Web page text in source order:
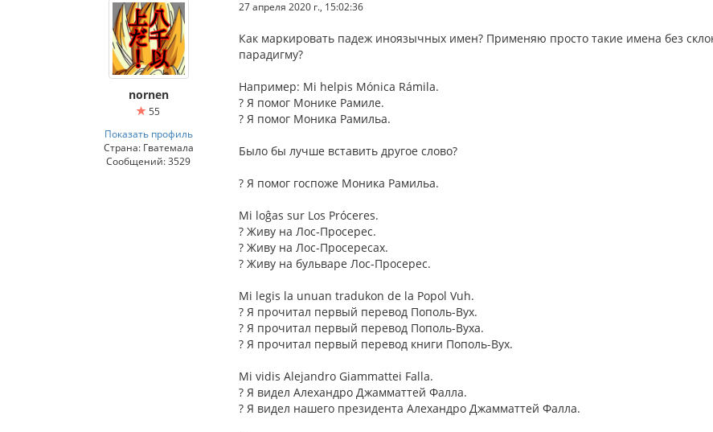
nornen
55
Показать профиль
Страна: Гватемала
Сообщений: 3529
27 апреля 2020 г., 15:02:36
Как маркировать падеж иноязычных имен? Применяю просто такие имена без
парадигму?
Например: Mi helpis Mónica Rámila.
? Я помог Монике Рамиле.
? Я помог Моника Рамильа.
Было бы лучше вставить другое слово?
? Я помог госпоже Моника Рамильа.
Mi loĝas sur Los Próceres.
? Живу на Лос-Просерес.
? Живу на Лос-Просересах.
? Живу на бульваре Лос-Просерес.
Mi legis la unuan tradukon de la Popol Vuh.
? Я прочитал первый перевод Пополь-Вух.
? Я прочитал первый перевод Пополь-Вуха.
? Я прочитал первый перевод книги Пополь-Вух.
Mi vidis Alejandro Giammattei Falla.
? Я видел Алехандро Джамматтей Фалла.
? Я видел нашего президента Алехандро Джамматтей Фалла.